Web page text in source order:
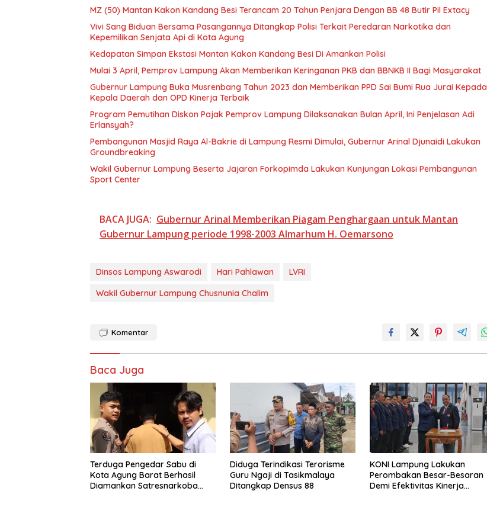
MZ (50) Mantan Kakon Kandang Besi Terancam 20 Tahun Penjara Dengan BB 48 Butir Pil Extacy
Vivi Sang Biduan Bersama Pasangannya Ditangkap Polisi Terkait Peredaran Narkotika dan
Kepemilikan Senjata Api di Kota Agung
Kedapatan Simpan Ekstasi Mantan Kakon Kandang Besi Di Amankan Polisi
Mulai 3 April, Pemprov Lampung Akan Memberikan Keringanan PKB dan BBNKB II Bagi Masyarakat
Gubernur Lampung Buka Musrenbang Tahun 2023 dan Memberikan PPD Sai Bumi Rua Jurai Kepada
Kepala Daerah dan OPD Kinerja Terbaik
Program Pemutihan Diskon Pajak Pemprov Lampung Dilaksanakan Bulan April, Ini Penjelasan Adi
Erlansyah?
Pembangunan Masjid Raya Al-Bakrie di Lampung Resmi Dimulai, Gubernur Arinal Djunaidi Lakukan
Groundbreaking
Wakil Gubernur Lampung Beserta Jajaran Forkopimda Lakukan Kunjungan Lokasi Pembangunan
Sport Center
BACA JUGA: Gubernur Arinal Memberikan Piagam Penghargaan untuk Mantan
Gubernur Lampung periode 1998-2003 Almarhum H. Oemarsono
Dinsos Lampung Aswarodi Hari Pahlawan
LVRI
Wakil Gubernur Lampung Chusnunia Chalim
Komentar
Baca Juga
Terduga Pengedar Sabu di
Kota Agung Barat Berhasil
Diamankan Satresnarkoba
Diduga Terindikasi Terorisme
Guru Ngaji di Tasikmalaya
Ditangkap Densus 88
KONI Lampung Lakukan
Perombakan Besar-Besaran
Demi Efektivitas Kinerja